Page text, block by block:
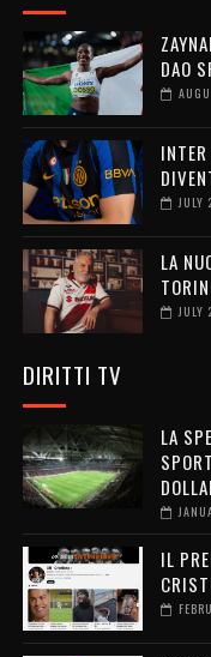
DAO
LA
JULY
DIRITTI TV
LA
IL